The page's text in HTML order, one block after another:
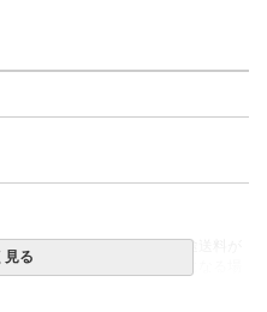
一部地域へのお届けは別途送料が
ます。また発送予定も変更になる場
見る